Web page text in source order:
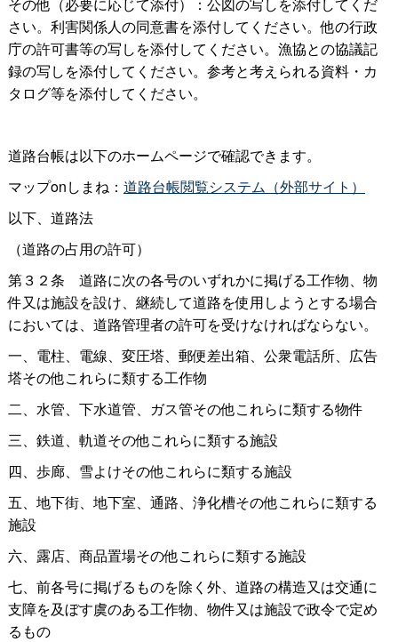
さい。利害関係人の同意書を添付してください。他の行政
庁の許可書等の写しを添付してください。漁協との協議記
録の写しを添付してください。参考と考えられる資料・カ
タログ等を添付してください。
道路台帳は以下のホームページで確認できます。
マップonしまね： 道路台帳閲覧システム（外部サイト）
以下、道路法
（道路の占用の許可）
第３２条 道路に次の各号のいずれかに掲げる工作物、物
件又は施設を設け、継続して道路を使用しようとする場合
においては、道路管理者の許可を受けなければならない。
一、電柱、電線、変圧塔、郵便差出箱、公衆電話所、広告
塔その他これらに類する工作物
二、水管、下水道管、ガス管その他これらに類する物件
三、鉄道、軌道その他これらに類する施設
四、歩廊、雪よけその他これらに類する施設
五、地下街、地下室、通路、浄化槽その他これらに類する
施設
六、露店、商品置場その他これらに類する施設
七、前各号に掲げるものを除く外、道路の構造又は交通に
支障を及ぼす虞のある工作物、物件又は施設で政令で定め
るもの